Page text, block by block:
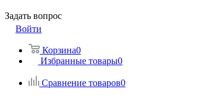
Задать вопрос
Войти
Корзина0
Избранные товары0
Сравнение товаров0